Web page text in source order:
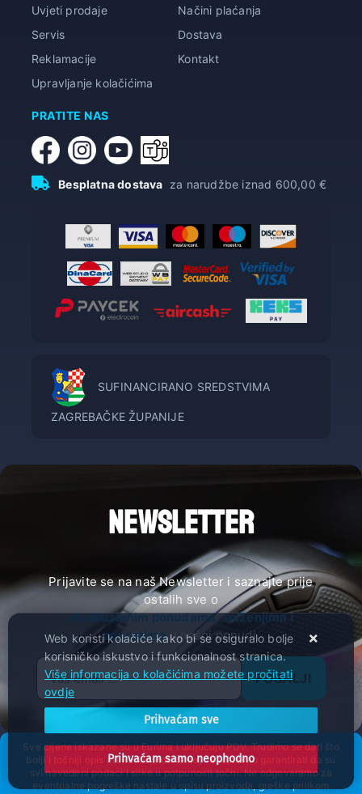
Uvjeti prodaje
Načini plaćanja
Servis
Dostava
Reklamacije
Kontakt
Upravljanje kolačićima
PRATITE NAS
Besplatna dostava za narudžbe iznad 600,00 €
SUFINANCIRANO SREDSTVIMA
ZAGREBAČKE ŽUPANIJE
NEWSLETTER
Prijavite se na naš Newsletter i saznajte prije
ostalih sve o
ekskluzivnim ponudama, sniženjima i
novostimau našoj ponudi.
POŠALJI
Sve cijene iskazane su u Eurima i uključuju PDV. Trudimo se dati što
bolji i točniji opis i sliku. Unatoč tome, ne možemo garantirati da su
svi navedeni podaci i slike u potpunosti točni. Ne odgovaramo za
eventualne pogreške nastale u opisu proizvoda, greške prilikom
Web koristi kolačiće kako bi se osiguralo bolje
korisničko iskustvo i funkcionalnost stranica.
Više informacija o kolačićima možete pročitati
ovdje
Prihvaćam sve
Prihvaćam samo neophodno